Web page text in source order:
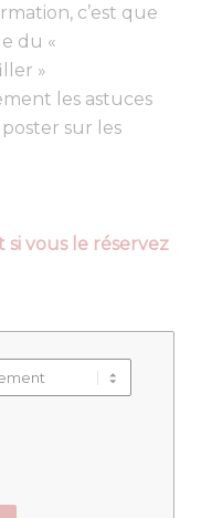
c’est que
du «
»
les astuces
sur les
si vous le réservez